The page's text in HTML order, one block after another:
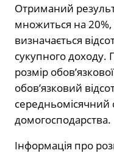
Отриманий
множиться на 20%,
визначається
сукупного доходу.
розмір
обов’язковий
середньомісячний
домогосподарства.
Інформація про